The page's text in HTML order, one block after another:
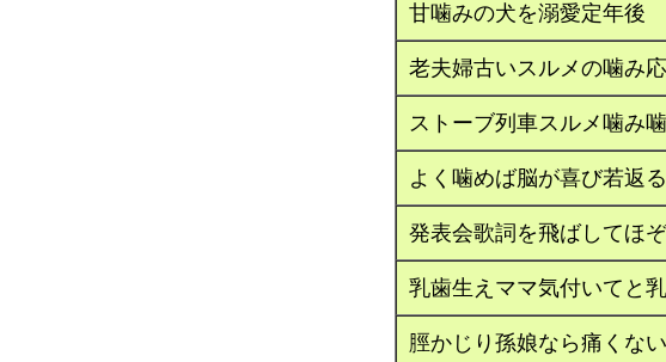
甘噛みの犬を溺愛定年後
老夫婦古いスルメの噛み応
ストーブ列車スルメ噛み
よく噛めば脳が喜び若返る
発表会歌詞を飛ばしてほ
乳歯生えママ気付いてと
脛かじり孫娘なら痛くない